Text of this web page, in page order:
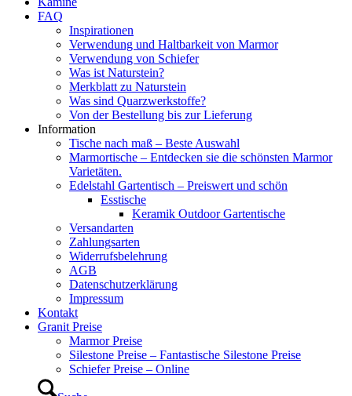
FAQ
Inspirationen
Verwendung und Haltbarkeit von Marmor
Verwendung von Schiefer
Was ist Naturstein?
Merkblatt zu Naturstein
Was sind Quarzwerkstoffe?
Von der Bestellung bis zur Lieferung
Information
Tische nach maß – Beste Auswahl
Marmortische – Entdecken sie die schönsten Marmor
Varietäten.
Edelstahl Gartentisch – Preiswert und schön
Esstische
Keramik Outdoor Gartentische
Versandarten
Zahlungsarten
Widerrufsbelehrung
AGB
Datenschutzerklärung
Impressum
Kontakt
Granit Preise
Marmor Preise
Silestone Preise – Fantastische Silestone Preise
Schiefer Preise – Online